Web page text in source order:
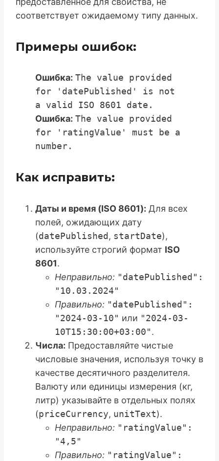
соответствует ожидаемому типу данных.
Примеры ошибок:
Ошибка: The value provided
for 'datePublished' is not
a valid ISO 8601 date.
Ошибка: The value provided
for 'ratingValue' must be a
number.
Как исправить:
Даты и время (ISO 8601): Для всех
полей, ожидающих дату
(datePublished, startDate),
используйте строгий формат ISO
8601.
Неправильно: "datePublished":
"10.03.2024"
Правильно: "datePublished":
"2024-03-10" или "2024-03-
10T15:30:00+03:00".
Числа: Предоставляйте чистые
числовые значения, используя точку в
качестве десятичного разделителя.
Валюту или единицы измерения (кг,
литр) указывайте в отдельных полях
(priceCurrency, unitText).
Неправильно: "ratingValue":
"4,5"
Правильно: "ratingValue":